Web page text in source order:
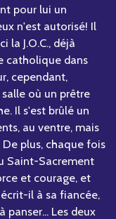
pour lui un
n'est autorisé! Il
la J.O.C., déjà
catholique dans
cependant,
où un prêtre
Il s'est brûlé un
au ventre, mais
plus, chaque fois
Saint-Sacrement
et courage, et
il à sa fiancée,
panser... Les deux